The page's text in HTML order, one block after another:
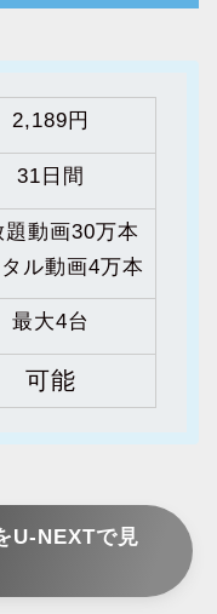
2,189円
31日間
題動画30万本
ル動画4万本
最大4台
可能
U-NEXTで見